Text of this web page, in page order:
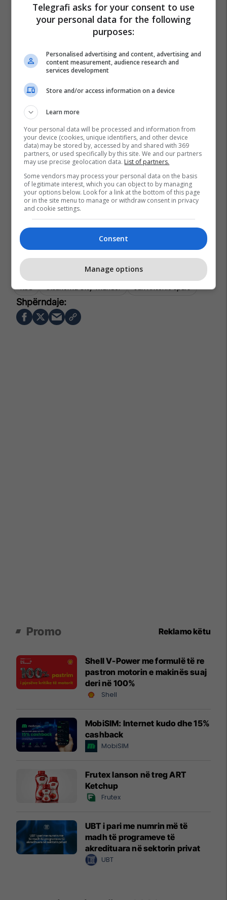
Nba Oklahoma City Thunder San Antonio Spurs
Promo Reklamo këtu
Shell V-Power me formulë të re
pastron motorin e makinës suaj
deri në 100%
Shell
MobiSIM: Internet kudo dhe 15%
cashback
MobiSIM
Frutex lanson në treg ART
Ketchup
Frutex
UBT i pari me numrin më të
madh të programeve të
akredituara në sektorin privat
UBT
Telegrafi asks for your consent to use
your personal data for the following
purposes:
Personalised advertising and content, advertising and
content measurement, audience research and
services development
Store and/or access information on a device
Learn more
Your personal data will be processed and information from
your device (cookies, unique identifiers, and other device
data) may be stored by, accessed by and shared with 369
partners, or used specifically by this site. We and our partners
may use precise geolocation data. List of partners.
Some vendors may process your personal data on the basis
of legitimate interest, which you can object to by managing
your options below. Look for a link at the bottom of this page
or in the site menu to manage or withdraw consent in privacy
and cookie settings.
Consent
Manage options